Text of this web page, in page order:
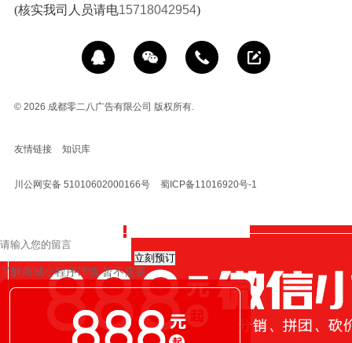
(核实我司人员请电15718042954)
© 2026 成都零二八广告有限公司 版权所有.
友情链接 知识库
川公网安备 51010602000166号 蜀ICP备11016920号-1
立刻预订
了解商城小程序详情 暂不需要